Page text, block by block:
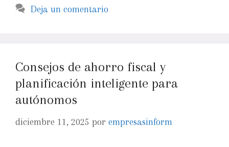
Deja un comentario
Consejos de ahorro fiscal y
planificación inteligente para
autónomos
diciembre 11, 2025 por empresasinform